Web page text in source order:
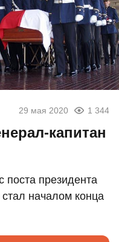
29 мая 2020 1 344
капитан
поста президента
началом конца